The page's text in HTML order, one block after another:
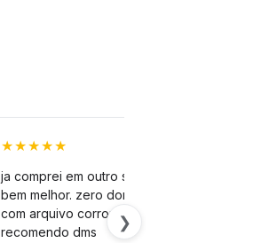
★★★★★
ja comprei em outro site mas esse é
bem melhor. zero dor de cabeça
com arquivo corrompido.
recomendo dms
❯